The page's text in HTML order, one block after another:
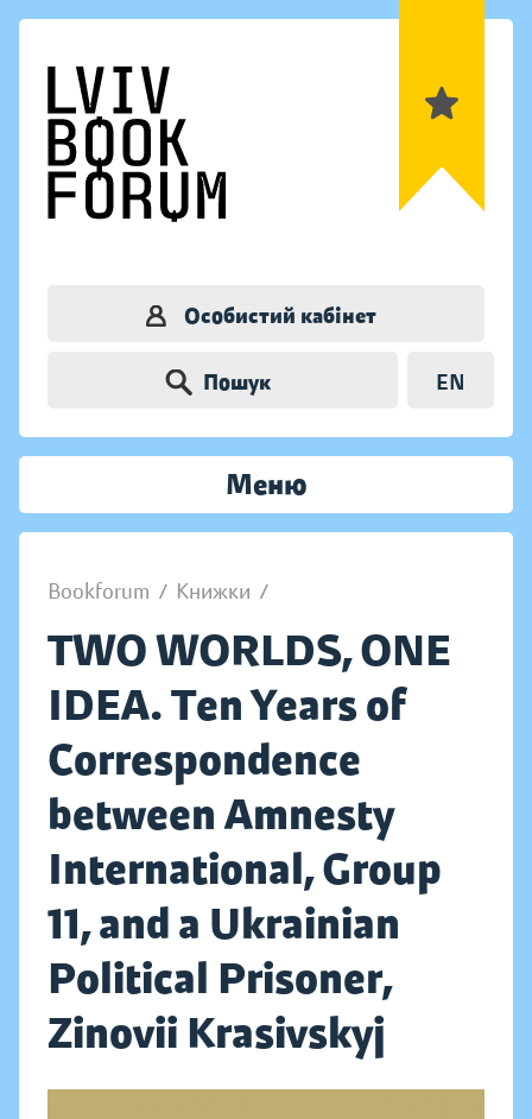
Особистий кабінет
Пошук EN
Меню
Bookforum / Книжки /
TWO WORLDS, ONE
IDEA. Ten Years of
Correspondence
between Amnesty
International, Group
11, and a Ukrainian
Political Prisoner,
Zinovii Krasivskyj